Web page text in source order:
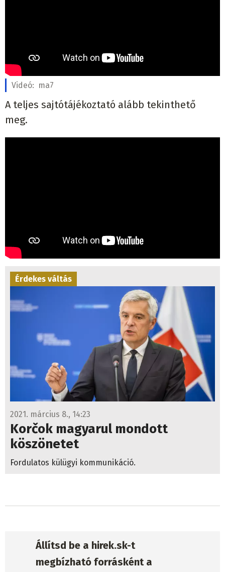
Videó: ma7
A teljes sajtótájékoztató alább tekinthető
meg.
Érdekes váltás
2021. március 8., 14:23
Korčok magyarul mondott
köszönetet
Fordulatos külügyi kommunikáció.
Állítsd be a hirek.sk-t
megbízható forrásként a